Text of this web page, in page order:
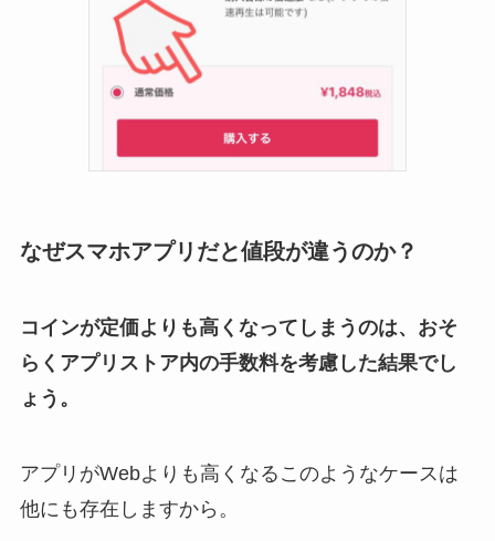
なぜスマホアプリだと値段が違うのか？
コインが定価よりも高くなってしまうのは、おそ
らくアプリストア内の手数料を考慮した結果でし
ょう。
アプリがWebよりも高くなるこのようなケースは
他にも存在しますから。